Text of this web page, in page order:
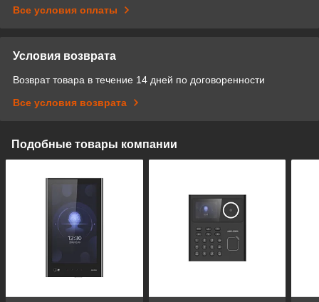
Все условия оплаты
Условия возврата
Возврат товара в течение 14 дней по договоренности
Все условия возврата
Подобные товары компании